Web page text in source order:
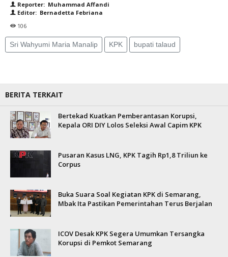
Reporter: Muhammad Affandi
Editor: Bernadetta Febriana
106
Sri Wahyumi Maria Manalip KPK bupati talaud
BERITA TERKAIT
Bertekad Kuatkan Pemberantasan Korupsi,
Kepala ORI DIY Lolos Seleksi Awal Capim KPK
Pusaran Kasus LNG, KPK Tagih Rp1,8 Triliun ke
Corpus
Buka Suara Soal Kegiatan KPK di Semarang,
Mbak Ita Pastikan Pemerintahan Terus Berjalan
ICOV Desak KPK Segera Umumkan Tersangka
Korupsi di Pemkot Semarang